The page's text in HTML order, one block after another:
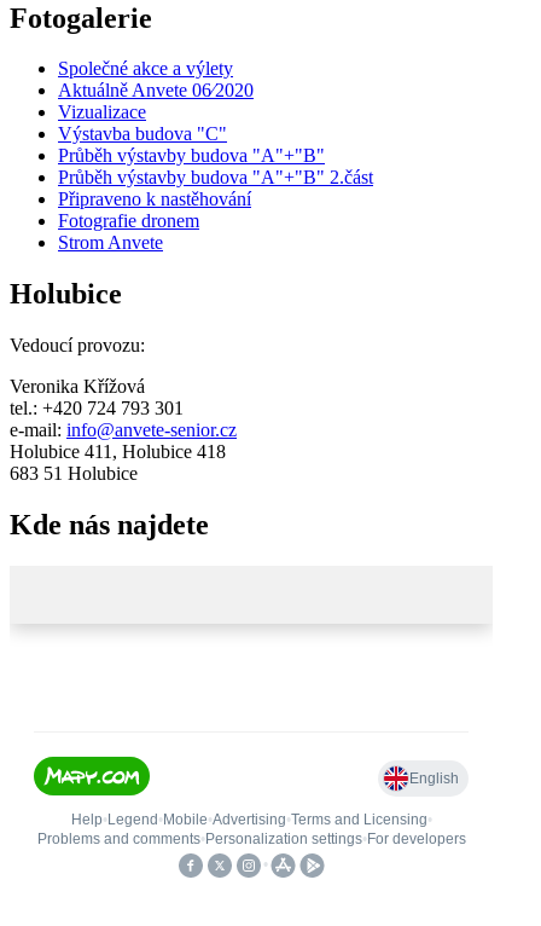
Fotogalerie
Společné akce a výlety
Aktuálně Anvete 06⁄2020
Vizualizace
Výstavba budova "C"
Průběh výstavby budova "A"+"B"
Průběh výstavby budova "A"+"B" 2.část
Připraveno k nastěhování
Fotografie dronem
Strom Anvete
Holubice
Vedoucí provozu:
Veronika Křížová
tel.: +420 724 793 301
e-mail: info@anvete-senior.cz
Holubice 411, Holubice 418
683 51 Holubice
Kde nás najdete